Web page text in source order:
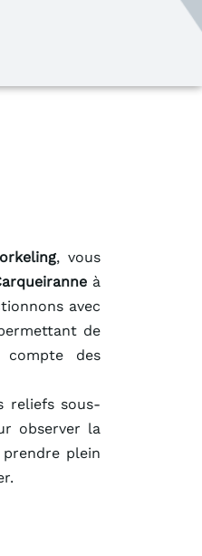
, vous
à
avec
de
des
reliefs sous-
observer la
plein